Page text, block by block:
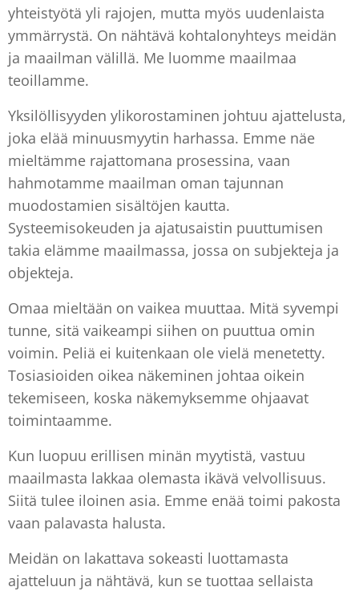
yhteistyötä yli rajojen, mutta myös uudenlaista
ymmärrystä. On nähtävä kohtalonyhteys meidän
ja maailman välillä. Me luomme maailmaa
teoillamme.
Yksilöllisyyden ylikorostaminen johtuu ajattelusta,
joka elää minuusmyytin harhassa. Emme näe
mieltämme rajattomana prosessina, vaan
hahmotamme maailman oman tajunnan
muodostamien sisältöjen kautta.
Systeemisokeuden ja ajatusaistin puuttumisen
takia elämme maailmassa, jossa on subjekteja ja
objekteja.
Omaa mieltään on vaikea muuttaa. Mitä syvempi
tunne, sitä vaikeampi siihen on puuttua omin
voimin. Peliä ei kuitenkaan ole vielä menetetty.
Tosiasioiden oikea näkeminen johtaa oikein
tekemiseen, koska näkemyksemme ohjaavat
toimintaamme.
Kun luopuu erillisen minän myytistä, vastuu
maailmasta lakkaa olemasta ikävä velvollisuus.
Siitä tulee iloinen asia. Emme enää toimi pakosta
vaan palavasta halusta.
Meidän on lakattava sokeasti luottamasta
ajatteluun ja nähtävä, kun se tuottaa sellaista